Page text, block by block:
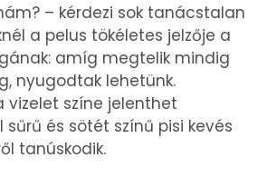
– kérdezi sok tanácstalan
a pelus tökéletes jelzője a
amíg megtelik mindig
nyugodtak lehetünk.
vizelet színe jelenthet
és sötét színű pisi kevés
tanúskodik.